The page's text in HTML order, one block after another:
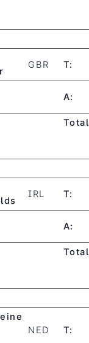
GBR T:
A:
Total
IRL T:
A:
Total
NED T: